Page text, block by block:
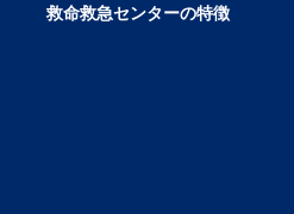
救命救急センターの特徴